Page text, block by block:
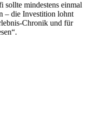
sollte mindestens einmal
– die Investition lohnt
Chronik und für